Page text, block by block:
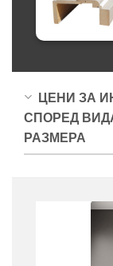
ЦЕНИ ЗА
СПОРЕД
РАЗМЕРА